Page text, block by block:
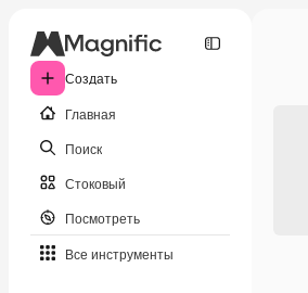
Создать
Главная
Поиск
Стоковый
Посмотреть
Все инструменты